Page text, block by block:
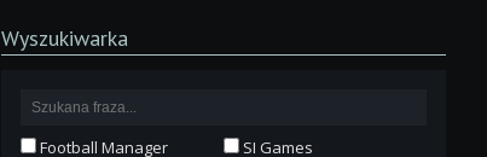
Wyszukiwarka
Football Manager
SI Games